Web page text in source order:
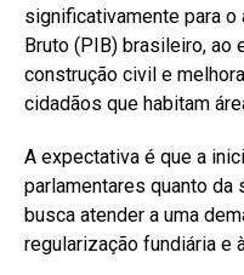
significativamente para
Bruto (PIB) brasileiro, ao
construção civil e
cidadãos que habitam
A expectativa é que a
parlamentares quanto da
busca atender a uma
regularização fundiária e